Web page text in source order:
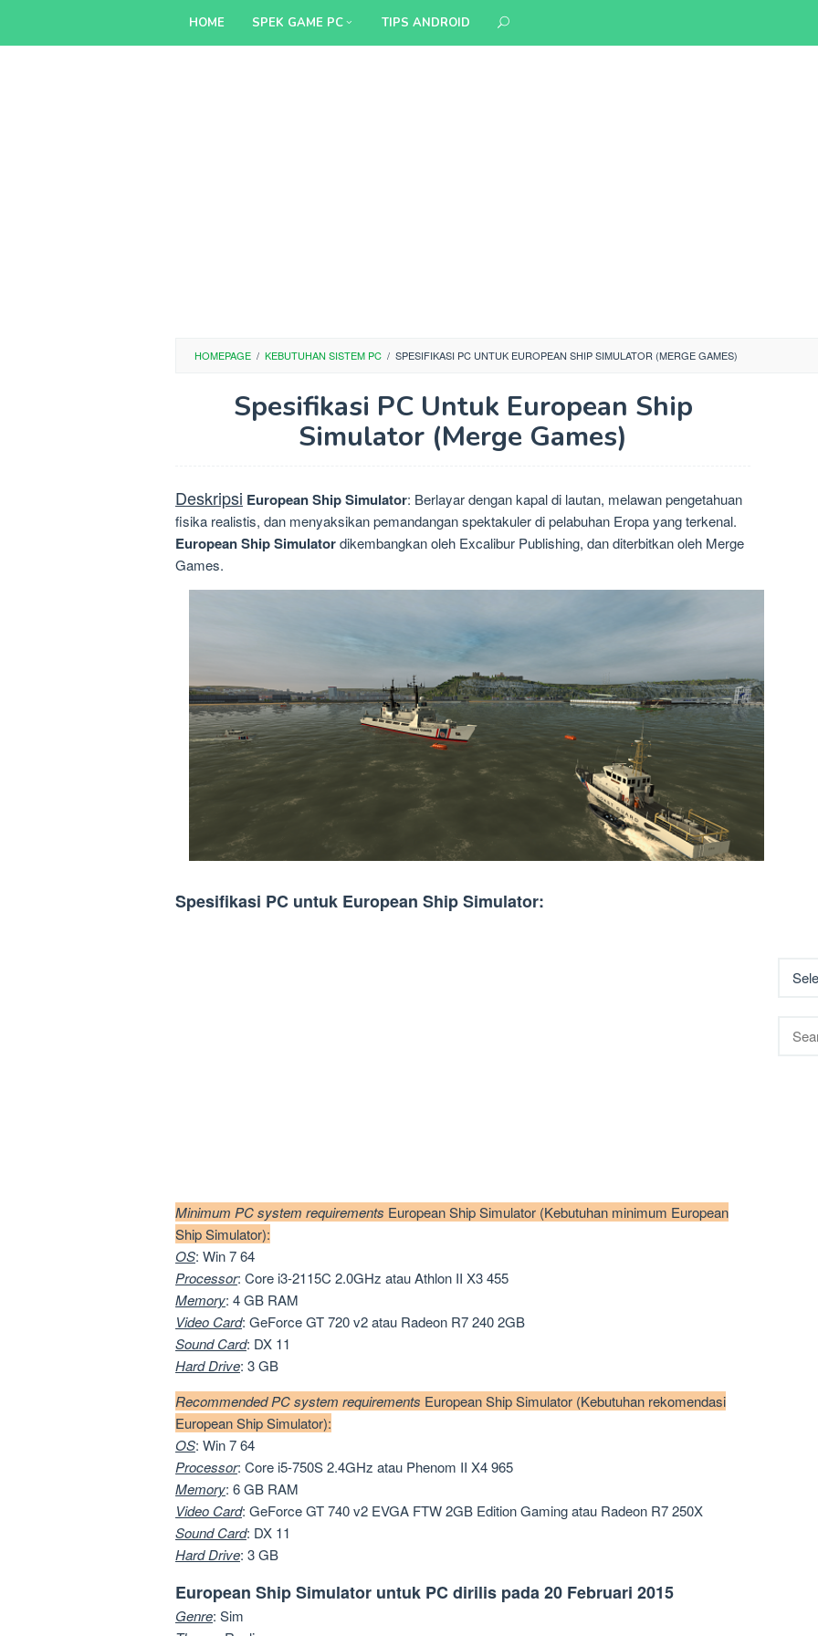
HOME SPEK GAME PC TIPS ANDROID
HOMEPAGE / KEBUTUHAN SISTEM PC / SPESIFIKASI PC UNTUK EUROPEAN SHIP SIMULATOR (MERGE GAMES)
Spesifikasi PC Untuk European Ship
Simulator (Merge Games)
Deskripsi European Ship Simulator: Berlayar dengan kapal di lautan, melawan pengetahuan
fisika realistis, dan menyaksikan pemandangan spektakuler di pelabuhan Eropa yang terkenal.
European Ship Simulatordikembangkan oleh Excalibur Publishing, dan diterbitkan oleh Merge
Games.
Spesifikasi PC untuk European Ship Simulator:
Minimum PC system requirements European Ship Simulator (Kebutuhan minimum European
Ship Simulator):
OS: Win 7 64
Processor: Core i3-2115C 2.0GHz atau Athlon II X3 455
Memory: 4 GB RAM
Video Card: GeForce GT 720 v2 atau Radeon R7 240 2GB
SoundCard: DX 11
HardDrive: 3 GB
Recommended PC system requirements European Ship Simulator (Kebutuhan rekomendasi
European Ship Simulator):
OS: Win 7 64
Processor: Core i5-750S 2.4GHz atau Phenom II X4 965
Memory: 6 GB RAM
Video Card: GeForce GT 740 v2 EVGA FTW 2GB Edition Gaming atau Radeon R7 250X
SoundCard: DX 11
HardDrive: 3 GB
European Ship Simulator untuk PC dirilis pada 20 Februari 2015
Genre: Sim
for: